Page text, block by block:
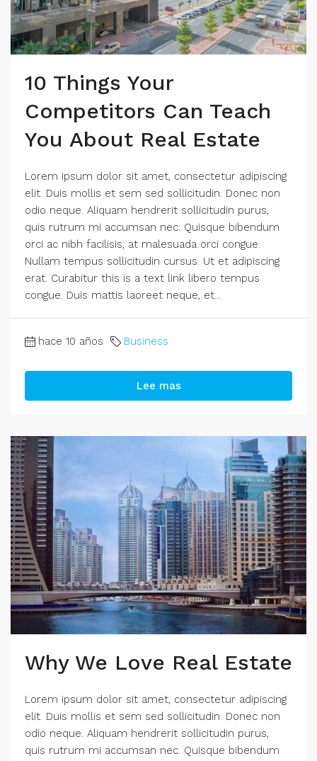
10 Things Your
Competitors Can Teach
You About Real Estate
Lorem ipsum dolor sit amet, consectetur adipiscing
elit. Duis mollis et sem sed sollicitudin. Donec non
odio neque. Aliquam hendrerit sollicitudin purus,
quis rutrum mi accumsan nec. Quisque bibendum
orci ac nibh facilisis, at malesuada orci congue.
Nullam tempus sollicitudin cursus. Ut et adipiscing
erat. Curabitur this is a text link libero tempus
congue. Duis mattis laoreet neque, et...
hace 10 años Business
Lee mas
Why We Love Real Estate
Lorem ipsum dolor sit amet, consectetur adipiscing
elit. Duis mollis et sem sed sollicitudin. Donec non
odio neque. Aliquam hendrerit sollicitudin purus,
quis rutrum mi accumsan nec. Quisque bibendum